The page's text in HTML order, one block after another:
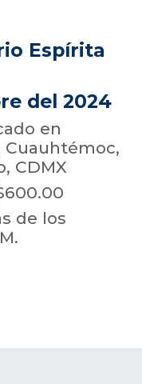
Espírita
del 2024
en
Cuauhtémoc,
CDMX
de los